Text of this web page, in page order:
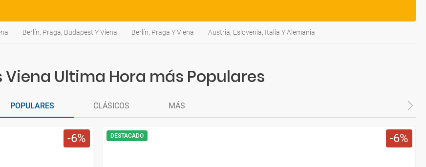
Berlín, Praga, Budapest Y Viena Berlín, Praga Y Viena Austria, Eslovenia, Italia Y Alemania
Ultima Hora más Populares
POPULARES CLÁSICOS MÁS
6 6
DESTACADO